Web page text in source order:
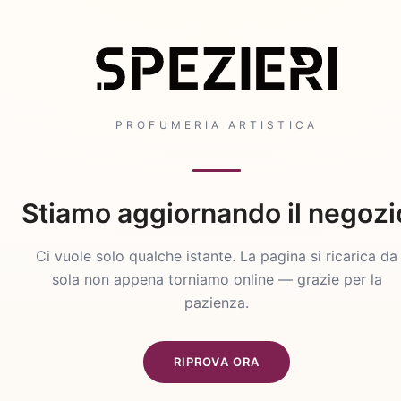
PROFUMERIA ARTISTICA
Stiamo aggiornando il
Ci vuole solo qualche istante. La pagina si ricarica da
sola non appena torniamo online — grazie per la
pazienza.
RIPROVA ORA